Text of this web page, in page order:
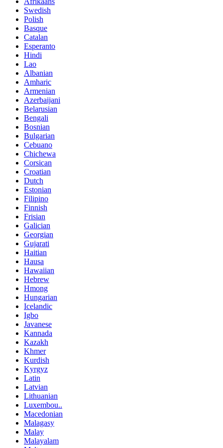
Swedish
Polish
Basque
Catalan
Esperanto
Hindi
Lao
Albanian
Amharic
Armenian
Azerbaijani
Belarusian
Bengali
Bosnian
Bulgarian
Cebuano
Chichewa
Corsican
Croatian
Dutch
Estonian
Filipino
Finnish
Frisian
Galician
Georgian
Gujarati
Haitian
Hausa
Hawaiian
Hebrew
Hmong
Hungarian
Icelandic
Igbo
Javanese
Kannada
Kazakh
Khmer
Kurdish
Kyrgyz
Latin
Latvian
Lithuanian
Luxembou..
Macedonian
Malagasy
Malay
Malayalam